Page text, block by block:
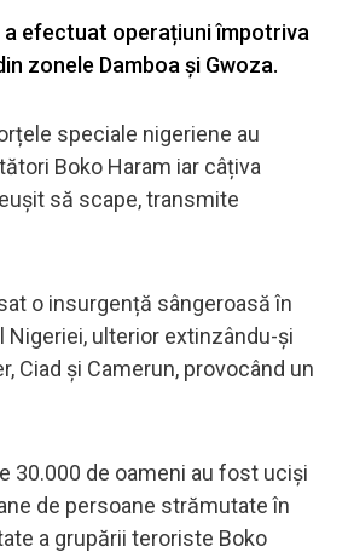
efectuat operațiuni împotriva
zonele Damboa și Gwoza.
speciale nigeriene au
Boko Haram iar câțiva
să scape, transmite
o insurgență sângeroasă în
Nigeriei, ulterior extinzându-și
Ciad și Camerun, provocând un
30.000 de oameni au fost uciși
de persoane strămutate în
a grupării teroriste Boko